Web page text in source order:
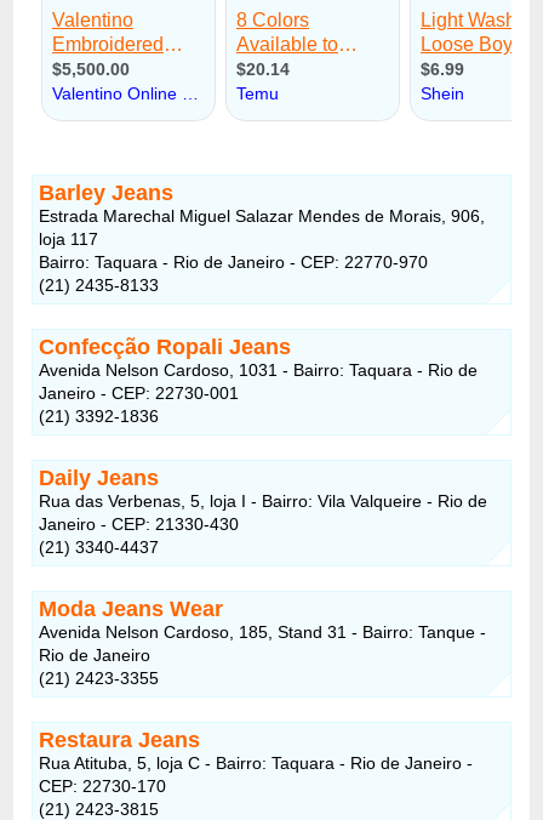
Barley Jeans
Estrada Marechal Miguel Salazar Mendes de Morais, 906,
loja 117
Bairro: Taquara - Rio de Janeiro - CEP: 22770-970
(21) 2435-8133
Confecção Ropali Jeans
Avenida Nelson Cardoso, 1031 - Bairro: Taquara - Rio de
Janeiro - CEP: 22730-001
(21) 3392-1836
Daily Jeans
Rua das Verbenas, 5, loja I - Bairro: Vila Valqueire - Rio de
Janeiro - CEP: 21330-430
(21) 3340-4437
Moda Jeans Wear
Avenida Nelson Cardoso, 185, Stand 31 - Bairro: Tanque -
Rio de Janeiro
(21) 2423-3355
Restaura Jeans
Rua Atituba, 5, loja C - Bairro: Taquara - Rio de Janeiro -
CEP: 22730-170
(21) 2423-3815